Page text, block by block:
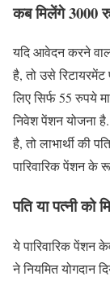
कब मिलेंगे 3000
यदि आवेदन करने
है, तो उसे
लिए सिर्फ 55 रुपये
निवेश पेंशन योजना
है, तो लाभार्थी की
पारिवारिक पेंशन के
पति या पत्नी को
ये पारिवारिक पेंशन
ने नियमित योगदान